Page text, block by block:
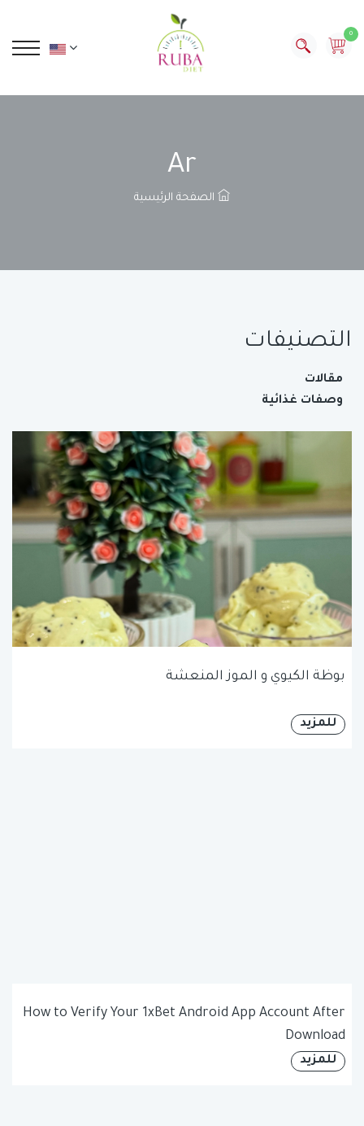
0
Ar
الصفحة الرئيسية
التصنيفات
مقالات
وصفات غذائية
بوظة الكيوي و الموز المنعشة
للمزيد
How to Verify Your 1xBet Android App Account After
Download
للمزيد